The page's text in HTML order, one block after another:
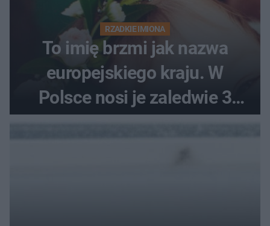
RZADKIE IMIONA
To imię brzmi jak nazwa
europejskiego kraju. W
Polsce nosi je zaledwie 3
kobiety